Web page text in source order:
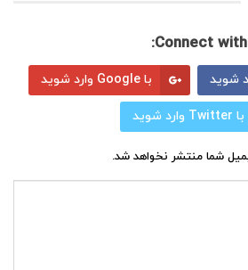
Connect with:
با Google وارد شوید
با Twitter وارد شوید
شما منتشر نخواهد شد.